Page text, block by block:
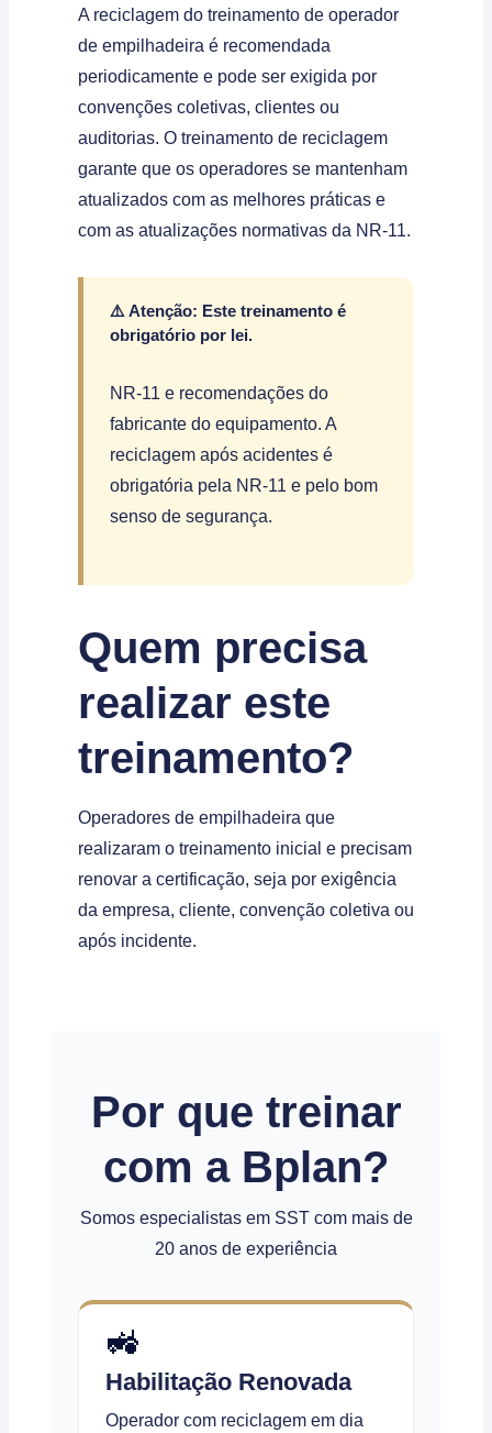
A reciclagem do treinamento de operador
de empilhadeira é recomendada
periodicamente e pode ser exigida por
convenções coletivas, clientes ou
auditorias. O treinamento de reciclagem
garante que os operadores se mantenham
atualizados com as melhores práticas e
com as atualizações normativas da NR-11.
⚠️ Atenção: Este treinamento é
obrigatório por lei.
NR-11 e recomendações do
fabricante do equipamento. A
reciclagem após acidentes é
obrigatória pela NR-11 e pelo bom
senso de segurança.
Quem precisa
realizar este
treinamento?
Operadores de empilhadeira que
realizaram o treinamento inicial e precisam
renovar a certificação, seja por exigência
da empresa, cliente, convenção coletiva ou
após incidente.
Por que treinar
com a Bplan?
Somos especialistas em SST com mais de
20 anos de experiência
🚜
Habilitação Renovada
Operador com reciclagem em dia